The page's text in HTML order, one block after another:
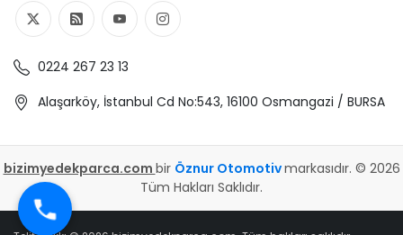
0224 267 23 13
Alaşarköy, İstanbul Cd No:543, 16100 Osmangazi / BURSA
bizimyedekparca.com bir Öznur Otomotivmarkasıdır. © 2026
Tüm Hakları Saklıdır.